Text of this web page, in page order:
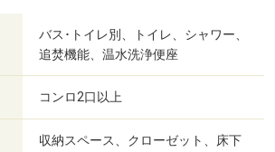
バス･トイレ別、トイレ、シャワー、
追焚機能、温水洗浄便座
コンロ2口以上
収納スペース、クローゼット、床下